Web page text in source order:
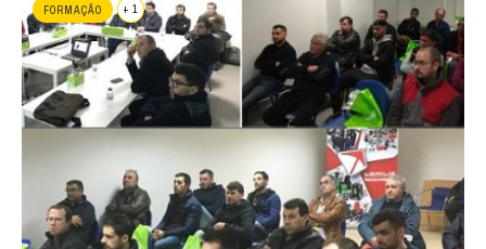
FORMAÇÃO + 1